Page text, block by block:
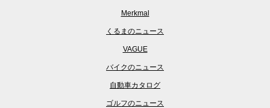
Merkmal
くるまのニュース
VAGUE
バイクのニュース
自動車カタログ
ゴルフのニュース